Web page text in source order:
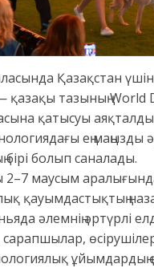
Қазақстан
қазақы тазының World
қатысуы
ең маңызды
бірі болып саналады.
2–7 маусым
қауымдастықтың
әлемнің әртүрлі
ұйымдардың